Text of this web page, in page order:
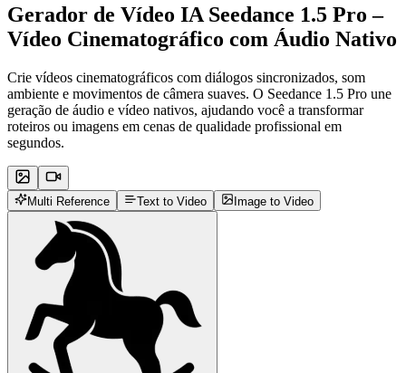
Gerador de Vídeo IA Seedance 1.5 Pro –
Vídeo Cinematográfico com Áudio Nativo
Crie vídeos cinematográficos com diálogos sincronizados, som
ambiente e movimentos de câmera suaves. O Seedance 1.5 Pro une
geração de áudio e vídeo nativos, ajudando você a transformar
roteiros ou imagens em cenas de qualidade profissional em
segundos.
Multi Reference Text to Video Image to Video